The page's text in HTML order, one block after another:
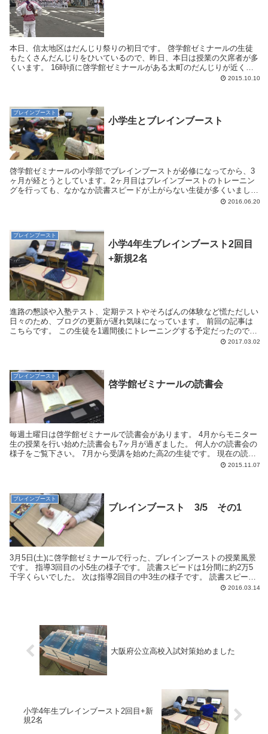
本日、信太地区はだんじり祭りの初日です。 啓学館ゼミナールの生徒
もたくさんだんじりをひいているので、昨日、本日は授業の欠席者が多
くいます。 16時頃に啓学館ゼミナールがある太町のだんじりが近くま
2015.10.10
ブレインブースト
小学生とブレインブースト
啓学館ゼミナールの小学部でブレインブーストが必修になってから、3
ヶ月が経とうとしています。2ヶ月目はブレインブーストのトレーニン
グを行っても、なかなか読書スピードが上がらない生徒が多くいまし
2016.06.20
ブレインブースト
小学4年生ブレインブースト2回目
+新規2名
進路の懇談や入塾テスト、定期テストやそろばんの体験など慌ただしい
日々のため、ブログの更新が遅れ気味になっています。 前回の記事は
こちらです。 この生徒を1週間後にトレーニングする予定だったのです
2017.03.02
ブレインブースト
啓学館ゼミナールの読書会
毎週土曜日は啓学館ゼミナールで読書会があります。 4月からモニター
生の授業を行い始めた読書会も7ヶ月が過ぎました。 何人かの読書会の
様子をご覧下さい。 7月から受講を始めた高2の生徒です。 現在の読
2015.11.07
ブレインブースト
ブレインブースト 3/5 その1
3月5日(土)に啓学館ゼミナールで行った、ブレインブーストの授業風景
です。 指導3回目の小5生の様子です。 読書スピードは1分間に約2万5
千字くらいでした。 次は指導2回目の中3生の様子です。 読書スピード
2016.03.14
大阪府公立高校入試対策始めました
小学4年生ブレインブースト2回目+新
規2名